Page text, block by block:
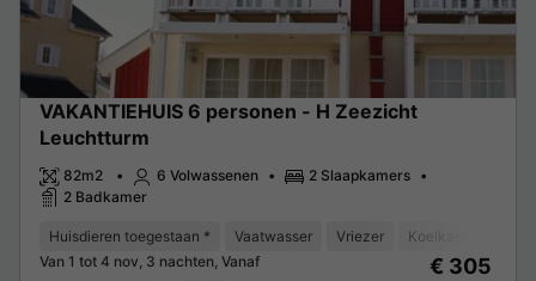
VAKANTIEHUIS 6 personen - H Zeezicht
Leuchtturm
82m2 6 Volwassenen
2 Slaapkamers
2 Badkamer
Huisdieren toegestaan * Vaatwasser Vriezer Koelkast
Van 1 tot 4 nov, 3 nachten, Vanaf
€ 305